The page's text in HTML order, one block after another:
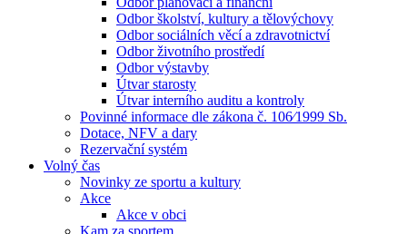
Odbor školství, kultury a tělovýchovy
Odbor sociálních věcí a zdravotnictví
Odbor životního prostředí
Odbor výstavby
Útvar starosty
Útvar interního auditu a kontroly
Povinné informace dle zákona č. 106⁄1999 Sb.
Dotace, NFV a dary
Rezervační systém
Volný čas
Novinky ze sportu a kultury
Akce
Akce v obci
Kam za sportem